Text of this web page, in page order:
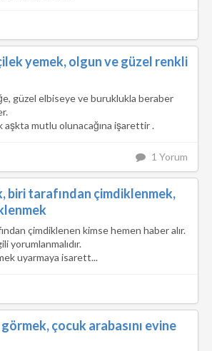
yemek, olgun ve güzel renkli
güzel elbiseye ve buruklukla beraber
aşkta mutlu olunacağına işarettir .
1 Yorum
biri tarafından çimdiklenmek,
çimdiklenen kimse hemen haber alır.
yorumlanmalıdır.
uyarmaya isarett...
çocuk arabasını evine